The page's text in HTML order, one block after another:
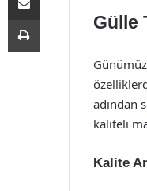
Gülle
adından
kaliteli
Kalite